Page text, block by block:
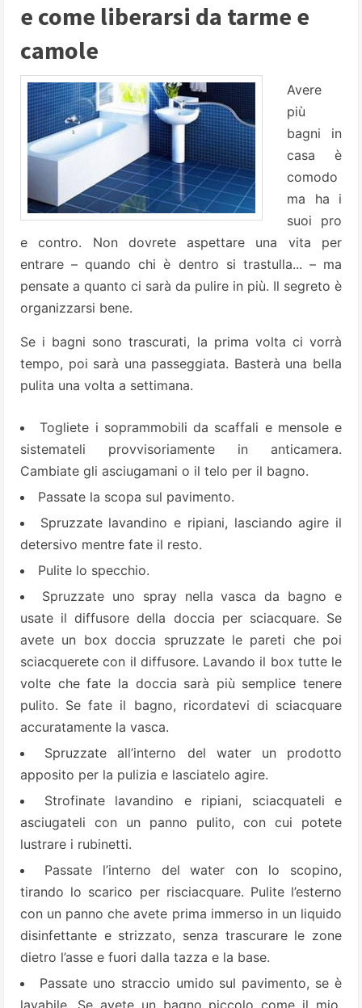
e come liberarsi da tarme e
camole
Avere
più
bagni in
casa è
comodo
ma ha i
suoi pro
e contro. Non dovrete aspettare una vita per
entrare – quando chi è dentro si trastulla... – ma
pensate a quanto ci sarà da pulire in più. Il segreto è
organizzarsi bene.
Se i bagni sono trascurati, la prima volta ci vorrà
tempo, poi sarà una passeggiata. Basterà una bella
pulita una volta a settimana.
Togliete i soprammobili da scaffali e mensole e
sistemateli provvisoriamente in anticamera.
Cambiate gli asciugamani o il telo per il bagno.
Passate la scopa sul pavimento.
Spruzzate lavandino e ripiani, lasciando agire il
detersivo mentre fate il resto.
Pulite lo specchio.
Spruzzate uno spray nella vasca da bagno e
usate il diffusore della doccia per sciacquare. Se
avete un box doccia spruzzate le pareti che poi
sciacquerete con il diffusore. Lavando il box tutte le
volte che fate la doccia sarà più semplice tenere
pulito. Se fate il bagno, ricordatevi di sciacquare
accuratamente la vasca.
Spruzzate all’interno del water un prodotto
apposito per la pulizia e lasciatelo agire.
Strofinate lavandino e ripiani, sciacquateli e
asciugateli con un panno pulito, con cui potete
lustrare i rubinetti.
Passate l’interno del water con lo scopino,
tirando lo scarico per risciacquare. Pulite l’esterno
con un panno che avete prima immerso in un liquido
disinfettante e strizzato, senza trascurare le zone
dietro l’asse e fuori dalla tazza e la base.
Passate uno straccio umido sul pavimento, se è
lavabile. Se avete un bagno piccolo come il mio,